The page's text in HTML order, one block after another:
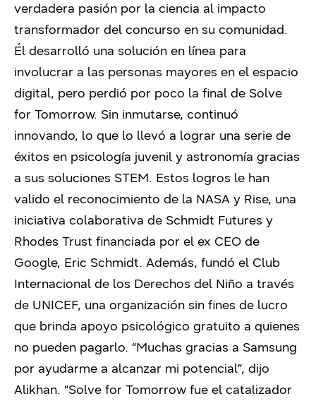
verdadera pasión por la ciencia al impacto
transformador del concurso en su comunidad.
Él desarrolló una solución en línea para
involucrar a las personas mayores en el espacio
digital, pero perdió por poco la final de Solve
for Tomorrow. Sin inmutarse, continuó
innovando, lo que lo llevó a lograr una serie de
éxitos en psicología juvenil y astronomía gracias
a sus soluciones STEM. Estos logros le han
valido el reconocimiento de la NASA y Rise, una
iniciativa colaborativa de Schmidt Futures y
Rhodes Trust financiada por el ex CEO de
Google, Eric Schmidt. Además, fundó el Club
Internacional de los Derechos del Niño a través
de UNICEF, una organización sin fines de lucro
que brinda apoyo psicológico gratuito a quienes
no pueden pagarlo. “Muchas gracias a Samsung
por ayudarme a alcanzar mi potencial”, dijo
Alikhan. “Solve for Tomorrow fue el catalizador